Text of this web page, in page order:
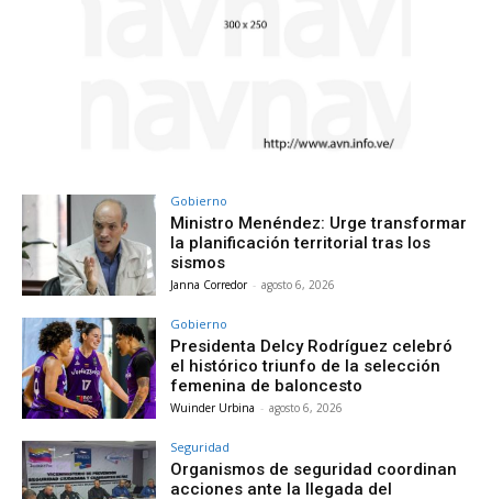
Gobierno
Ministro Menéndez: Urge transformar
la planificación territorial tras los
sismos
Janna Corredor - agosto 6, 2026
Gobierno
Presidenta Delcy Rodríguez celebró
el histórico triunfo de la selección
femenina de baloncesto
Wuinder Urbina - agosto 6, 2026
Seguridad
Organismos de seguridad coordinan
acciones ante la llegada del